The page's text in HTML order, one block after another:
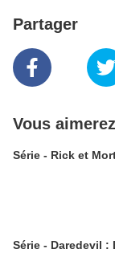
Partager
Vous
Série - Rick et
Série - Daredevil :